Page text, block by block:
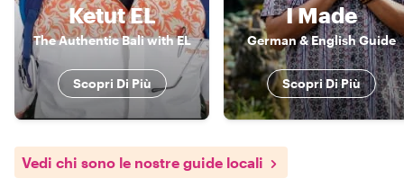
Ketut EL
The Authentic Bali with EL
Scopri Di Più
I Made
German & English Guide
Scopri Di Più
Vedi chi sono le nostre guide locali